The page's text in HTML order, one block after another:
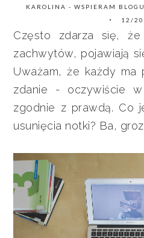
KAROLINA - WSPIERAM
12/
Często zdarza się,
zachwytów, pojawiają
Uważam, że każdy ma
zdanie - oczywiście
zgodnie z prawdą. Co
usunięcia notki? Ba,